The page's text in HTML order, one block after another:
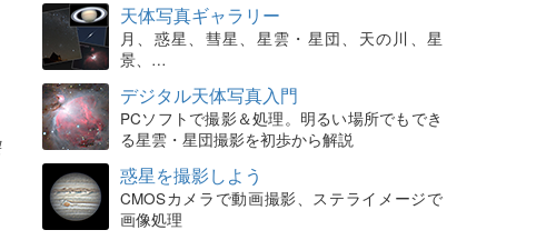
天体写真ギャラリー
月、惑星、彗星、星雲・星団、天の川、星
景、…
デジタル天体写真入門
PCソフトで撮影＆処理。明るい場所でもでき
る星雲・星団撮影を初歩から解説
惑星を撮影しよう
CMOSカメラで動画撮影、ステライメージで
画像処理